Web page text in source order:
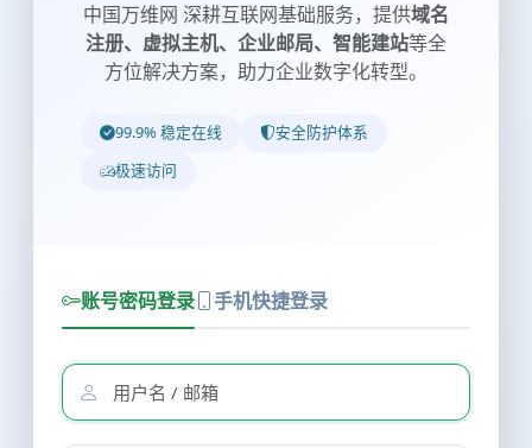
中国万维网 深耕互联网基础服务，提供域名
注册、虚拟主机、企业邮局、智能建站等全
方位解决方案，助力企业数字化转型。
99.9% 稳定在线
安全防护体系
极速访问
账号密码登录 手机快捷登录